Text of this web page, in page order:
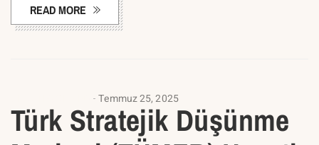
READ MORE
Temmuz 25, 2025
Türk Stratejik Düşünme